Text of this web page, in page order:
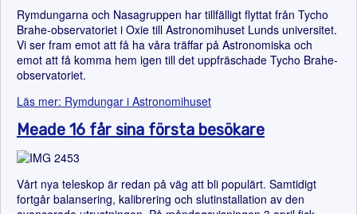
Rymdungarna och Nasagruppen har tillfälligt flyttat från Tycho
Brahe-observatoriet i Oxie till Astronomihuset Lunds universitet.
Vi ser fram emot att få ha våra träffar på Astronomiska och
emot att få komma hem igen till det uppfräschade Tycho Brahe-
observatoriet.
Läs mer: Rymdungar i Astronomihuset
Meade 16 får sina första besökare
Vårt nya teleskop är redan på väg att bli populärt. Samtidigt
fortgår balansering, kalibrering och slutinstallation av den